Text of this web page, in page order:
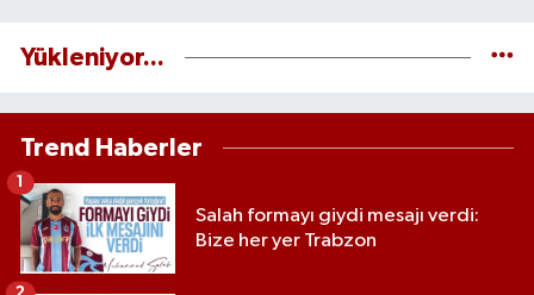
Yükleniyor...
Trend Haberler
Salah formayı giydi mesajı verdi:
Bize her yer Trabzon
1